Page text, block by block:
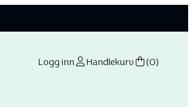
Logg inn Handlekurv (0)